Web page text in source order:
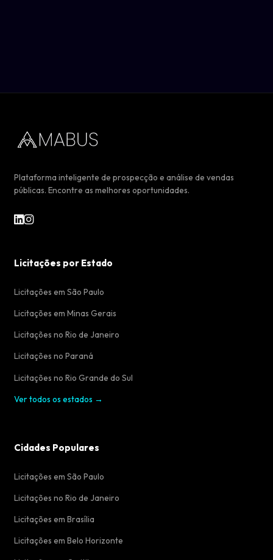
Plataforma inteligente de prospecção e análise de vendas
públicas. Encontre as melhores oportunidades.
Licitações por Estado
Licitações em São Paulo
Licitações em Minas Gerais
Licitações no Rio de Janeiro
Licitações no Paraná
Licitações no Rio Grande do Sul
Ver todos os estados →
Cidades Populares
Licitações em São Paulo
Licitações no Rio de Janeiro
Licitações em Brasília
Licitações em Belo Horizonte